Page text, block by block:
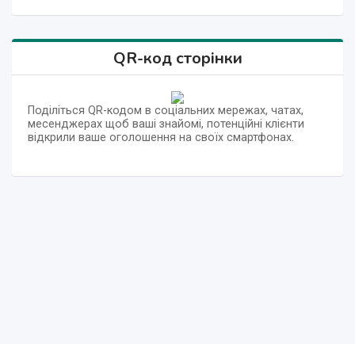
QR-код сторінки
Поділіться QR-кодом в соціальних мережах, чатах,
месенджерах щоб ваші знайомі, потенційні клієнти
відкрили ваше оголошення на своїх смартфонах.